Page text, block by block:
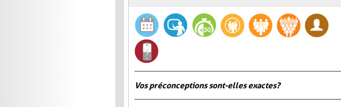
Vos préconceptions sont-elles exactes ?